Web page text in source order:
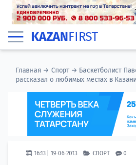
KAZANFIRST
Главная →Спорт→ Баскетболист
рассказал о любимых местах в
16:13 | 19-06-2013 СПОРТ 0